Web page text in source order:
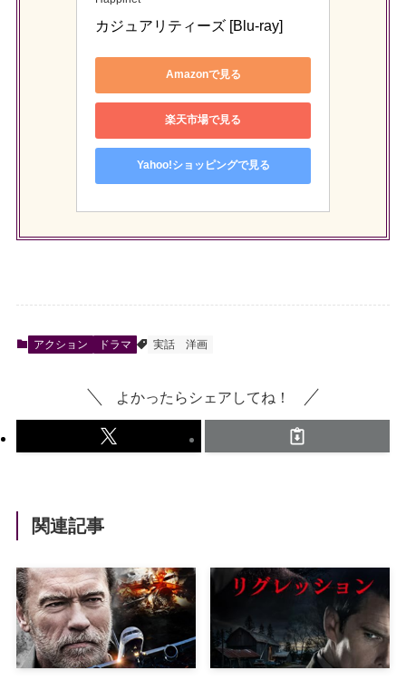
カジュアリティーズ [Blu-ray]
Amazonで見る
楽天市場で見る
Yahoo!ショッピングで見る
アクション ドラマ 実話 洋画
よかったらシェアしてね！
関連記事